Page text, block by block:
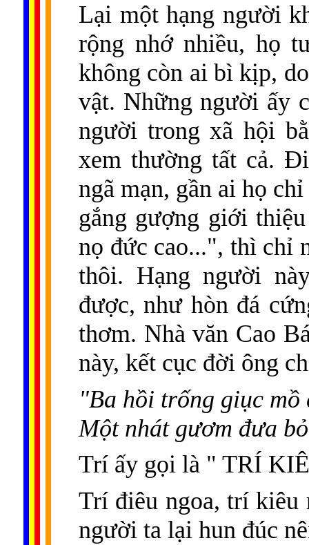
Lại một hạng người
rộng nhớ nhiều, họ
không còn ai bì kịp,
vật. Những người ấy
người trong xã hội
xem thường tất cả.
ngã mạn, gần ai họ
gắng gượng giới
nọ đức cao...", thì chỉ
thôi. Hạng người
được, như hòn đá
thơm. Nhà văn Cao
này, kết cục đời ông
"Ba hồi trống giục mồ
Một nhát gươm đưa
Trí ấy gọi là " TRÍ
Trí điêu ngoa, trí kiêu
người ta lại hun đúc